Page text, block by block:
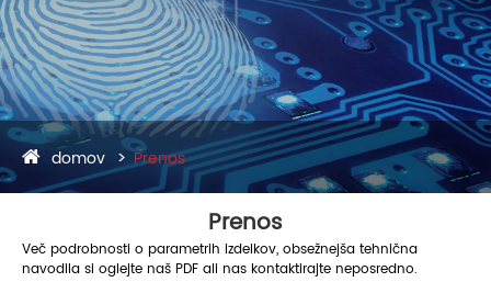
domov Prenos
Prenos
Več podrobnosti o parametrih izdelkov, obsežnejša tehnična
navodila si oglejte naš PDF ali nas kontaktirajte neposredno.